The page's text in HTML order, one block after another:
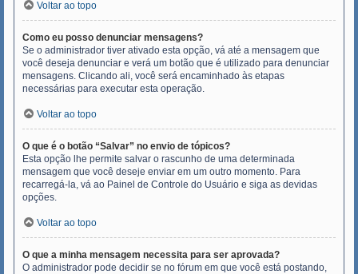
Voltar ao topo
Como eu posso denunciar mensagens?
Se o administrador tiver ativado esta opção, vá até a mensagem que
você deseja denunciar e verá um botão que é utilizado para denunciar
mensagens. Clicando ali, você será encaminhado às etapas
necessárias para executar esta operação.
Voltar ao topo
O que é o botão “Salvar” no envio de tópicos?
Esta opção lhe permite salvar o rascunho de uma determinada
mensagem que você deseje enviar em um outro momento. Para
recarregá-la, vá ao Painel de Controle do Usuário e siga as devidas
opções.
Voltar ao topo
O que a minha mensagem necessita para ser aprovada?
O administrador pode decidir se no fórum em que você está postando,